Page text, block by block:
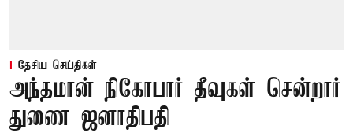
தேசிய செய்திகள்
அந்தமான் நிகோபார் தீவுகள் சென்றார்
துணை ஜனாதிபதி